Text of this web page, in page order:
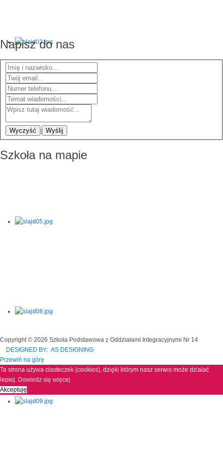
Napisz do nas
Wyczyść Wyślij
Szkoła na mapie
Copyright © 2026 Szkoła Podstawowa z Oddziałami Integracyjnymi Nr 14
DESIGNED BY: AS DESIGNING
Przewiń na górę
Ta strona używa ciasteczek (cookies), dzięki którym nasz serwis może działać
lepiej. Dowiedz się więcej
Akceptuję